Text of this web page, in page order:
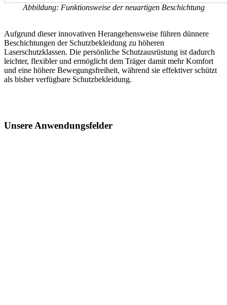
Abbildung: Funktionsweise der neuartigen Beschichtung
Aufgrund dieser innovativen Herangehensweise führen dünnere
Beschichtungen der Schutzbekleidung zu höheren
Laserschutzklassen. Die persönliche Schutzausrüstung ist dadurch
leichter, flexibler und ermöglicht dem Träger damit mehr Komfort
und eine höhere Bewegungsfreiheit, während sie effektiver schützt
als bisher verfügbare Schutzbekleidung.
Unsere Anwendungsfelder